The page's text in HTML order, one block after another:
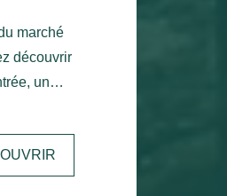
marché
découvrir
un
sur le